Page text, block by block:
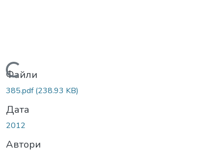
Вантажиться...
Файли
385.pdf(238.93 KB)
Дата
2012
Автори